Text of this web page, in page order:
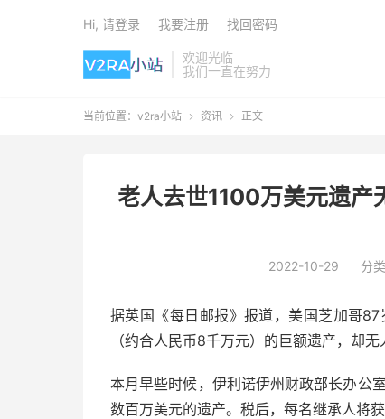
欢迎光临
我们一直在努力
Hi, 请登录 我要注册 找回密码
当前位置： v2ra小站  资讯  正文
老人去世1100万美元遗产
2022-10-29 分类
据英国《每日邮报》报道，美国芝加哥
（约合人民币8千万元）的巨额遗产，却
本月早些时候，伊利诺伊州财政部长办公
数百万美元的遗产。税后，每名继承人将获